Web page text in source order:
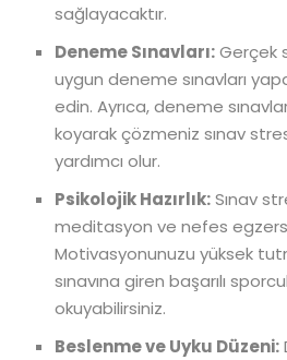
sağlayacaktır.
Deneme Sınavları:Gerçek
uygun deneme sınavları
edin. Ayrıca, deneme
koyarak çözmeniz sınav
yardımcı olur.
Psikolojik Hazırlık:Sınav
meditasyon ve nefes
Motivasyonunuzu yüksek
sınavına giren başarılı
okuyabilirsiniz.
Beslenme ve Uyku Düzeni: